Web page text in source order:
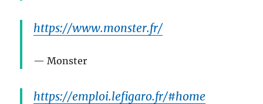
https://www.monster.fr/
Monster
https://emploi.lefigaro.fr/#home